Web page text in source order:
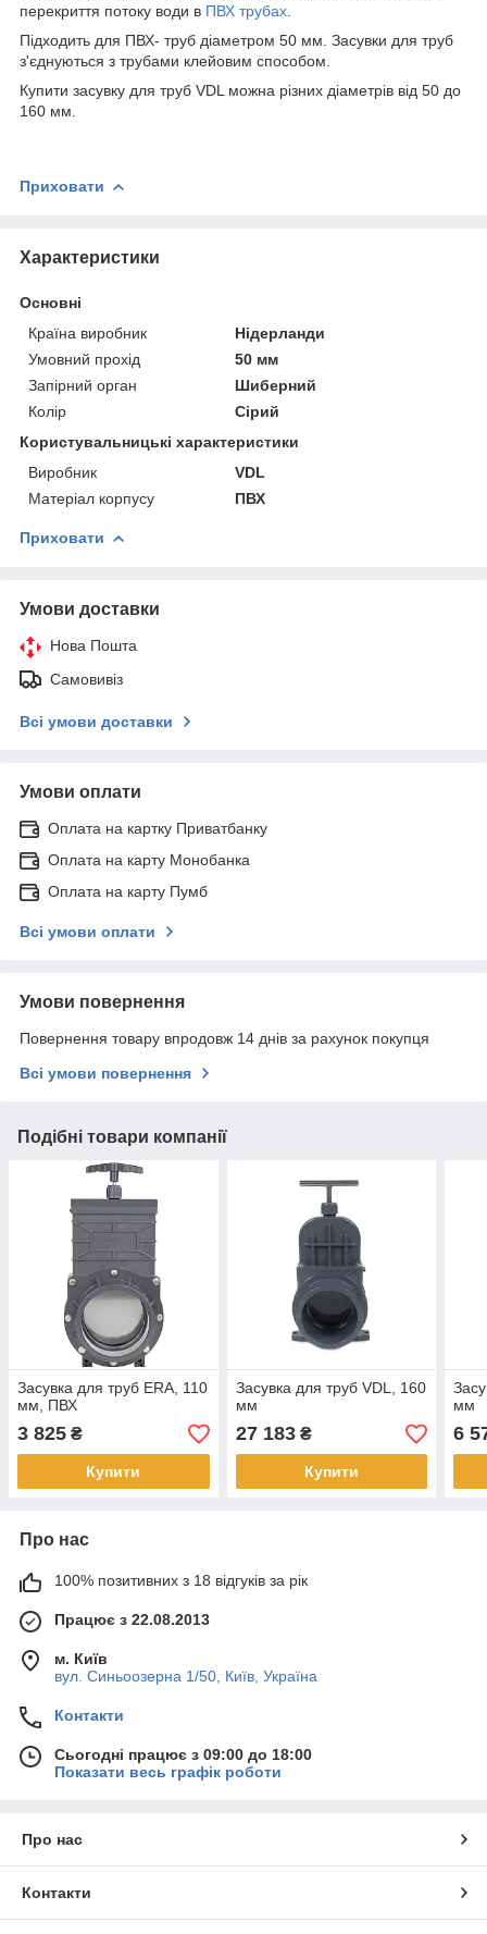
перекриття потоку води в ПВХ трубах
Підходить для ПВХ- труб діаметром 50 мм. Засувки для труб
з'єднуються з трубами клейовим способом.
Купити засувку для труб VDL можна різних діаметрів від 50 до
160 мм.
Приховати
Характеристики
Основні
Країна виробник
Нідерланди
Умовний прохід
50 мм
Запірний орган
Шиберний
Колір
Сірий
Користувальницькі характеристики
Виробник
VDL
Матеріал корпусу
ПВХ
Приховати
Умови доставки
Нова Пошта
Самовивіз
Всі умови доставки
Умови оплати
Оплата на картку Приватбанку
Оплата на карту Монобанка
Оплата на карту Пумб
Всі умови оплати
Умови повернення
Повернення товару впродовж 14 днів за рахунок покупця
Всі умови повернення
Подібні товари компанії
Засувка для труб ERA, 110
мм, ПВХ
3 825 ₴
Купити
Засувка для труб VDL, 160
мм
27 183₴
Купити
мм
6
Про нас
100% позитивних з 18 відгуків за рік
Працює з 22.08.2013
м. Київ
вул. Синьоозерна 1/50, Київ, Україна
Контакти
Сьогодні працює з 09:00 до 18:00
Показати весь графік роботи
Про нас
Контакти